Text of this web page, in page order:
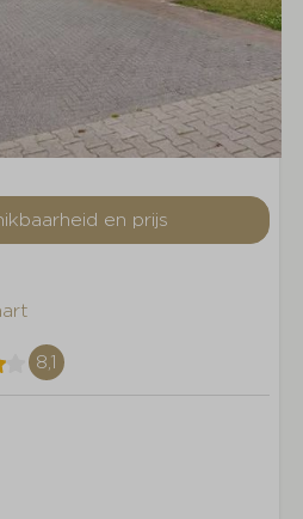
en prijs
8,1